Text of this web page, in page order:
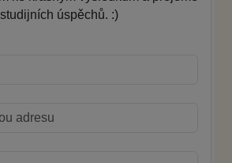
úspěchů. :)